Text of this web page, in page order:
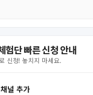
험단 빠른 신청 안내
신청! 놓치지 마세요.
널 추가